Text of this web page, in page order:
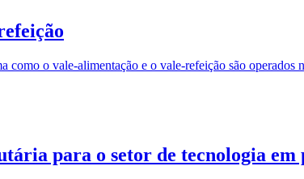
o vale-alimentação e o vale-refeição são operados
para o setor de tecnologia em